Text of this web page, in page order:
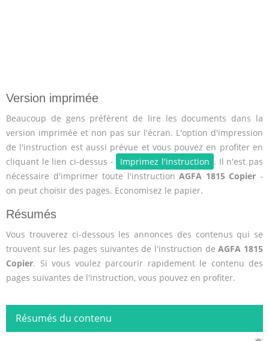
Version imprimée
Beaucoup de gens préfèrent de lire les documents dans la
version imprimée et non pas sur l'écran. L'option d'impression
de l'instruction est aussi prévue et vous pouvez en profiter en
cliquant le lien ci-dessus -
Imprimez l'instruction . Il n'est pas
nécessaire d'imprimer toute l'instructionAGFA 1815 Copier -
on peut choisir des pages. Economisez le papier.
Résumés
Vous trouverez ci-dessous les annonces des contenus qui se
trouvent sur les pages suivantes de l'instruction deAGFA 1815
Copier. Si vous voulez parcourir rapidement le contenu des
pages suivantes de l'instruction, vous pouvez en profiter.
Résumés du contenu